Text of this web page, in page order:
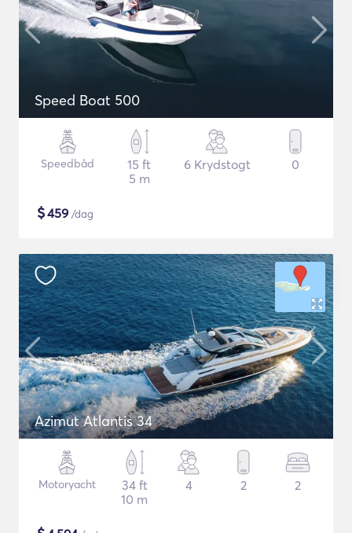
Speed Boat 500
Speedbåd
15 ft
5 m
6 Krydstogt 0
$459 /dag
Azimut Atlantis 34
Motoryacht
34 ft
10 m
4 2 2